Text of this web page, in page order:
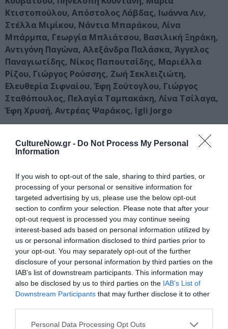
CultureNow.gr - Do Not Process My Personal
Information
If you wish to opt-out of the sale, sharing to third parties, or
processing of your personal or sensitive information for
targeted advertising by us, please use the below opt-out
section to confirm your selection. Please note that after your
opt-out request is processed you may continue seeing
interest-based ads based on personal information utilized by
us or personal information disclosed to third parties prior to
your opt-out. You may separately opt-out of the further
disclosure of your personal information by third parties on the
IAB’s list of downstream participants. This information may
also be disclosed by us to third parties on the IAB’s List of
Downstream Participants that may further disclose it to other
Personal Data Processing Opt Outs
Κτιστοπούλου, Απόστολος Λάβδας, Ιωάννα Λιν,
Στέλλα Μιμίκου, Νάντια Μπαράκου, Λίνα
Μπάρμπα, Γεωργία Μπλιάτσου, Βασιλική Ξηράκη,
Αντιγόνη Παγώνα, Αλεξάνδρα Παλάσκα, Άγγελος
Παναγιωτίδης, Νίκος Παπουτσίδης, Μαριέλλα
Ρίζου, Γιώργος Ρούσσης, Ζωή Σεκλειζιώτη,
Ελευθερία Σιφναίου, Έφη Σούτογλου, Γιώργος
Σταθόπουλος, Πελαγία Ταμπακάκη, Λίνα Τσίλαγα,
Έφη Χρυσή, Αντρέας Ψαράκος, Igli Jorgo
Ιστορικός
Τέχνης
Ταυτότητα Εκδήλωσης
Ημερομηνία:
Από: 08/05/2026 Εως:
30/05/2026
Ώρες λειτουργίας: Τρίτη, Πέμπτη, Παρασκευή: 10.00 -
20.00 | Τετάρτη: 10.00 - 15.00 | Σάββατο: 10.00 - 16.00
Τοποθεσία:
Eισιτήρια: